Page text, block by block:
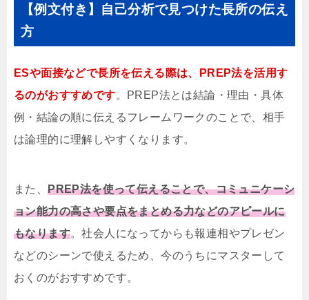
【例文付き】自己分析で見つけた長所の伝え
方
ESや面接などで長所を伝える際は、PREP法を活用す
るのがおすすめです。PREP法とは結論・理由・具体
例・結論の順に伝えるフレームワークのことで、相手
は論理的に理解しやすくなります。
また、PREP法を使って伝えることで、コミュニケーシ
ョン能力の高さや要点をまとめる力などのアピールに
もなります。社会人になってからも報連相やプレゼン
などのシーンで使えるため、今のうちにマスターして
おくのがおすすめです。